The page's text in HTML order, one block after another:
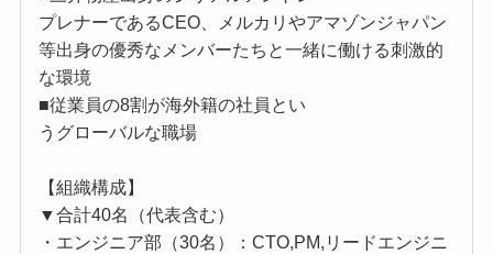
プレナーであるCEO、メルカリやアマゾンジャパン
等出身の優秀なメンバーたちと一緒に働ける刺激的
な環境
■従業員の8割が海外籍の社員とい
うグローバルな職場
【組織構成】
▼合計40名（代表含む）
・エンジニア部（30名）：CTO,PM,リードエンジニ